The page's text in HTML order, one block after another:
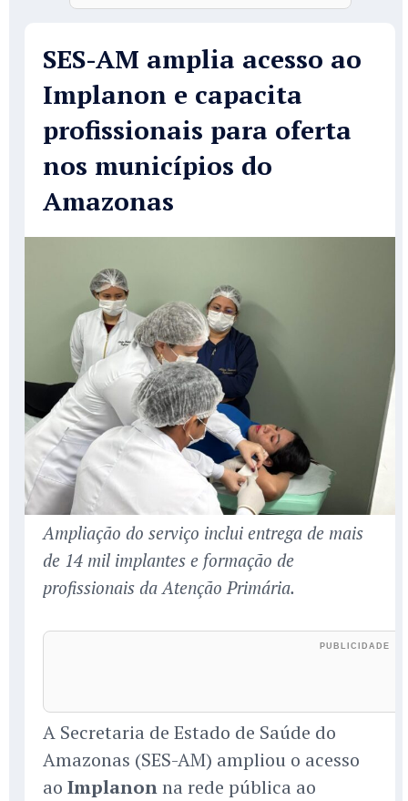
SES-AM amplia acesso ao
Implanon e capacita
profissionais para oferta
nos municípios do
Amazonas
Ampliação do serviço inclui entrega de mais
de 14 mil implantes e formação de
profissionais da Atenção Primária.
A Secretaria de Estado de Saúde do
Amazonas (SES-AM) ampliou o acesso
ao Implanonna rede pública ao